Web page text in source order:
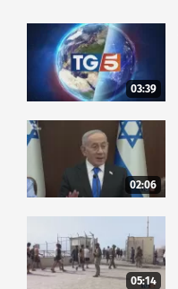
03:39
02:06
05:14